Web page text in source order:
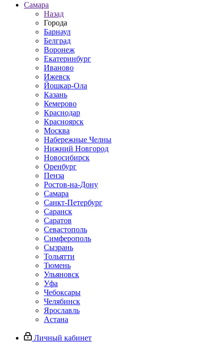
Самара
Назад
Города
Барнаул
Белград
Воронеж
Екатеринбург
Иваново
Ижевск
Йошкар-Ола
Казань
Кемерово
Краснодар
Красноярск
Москва
Набережные Челны
Нижний Новгород
Новосибирск
Оренбург
Пенза
Ростов-на-Дону
Самара
Санкт-Петербург
Саранск
Саратов
Севастополь
Симферополь
Сызрань
Тольятти
Тюмень
Ульяновск
Уфа
Чебоксары
Челябинск
Ярославль
Астана
Личный кабинет